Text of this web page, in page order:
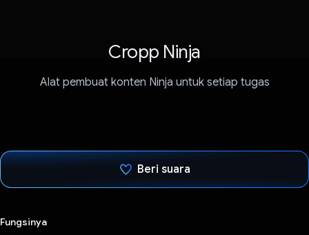
Cropp Ninja
Alat pembuat konten Ninja untuk setiap tugas
Beri suara
Fungsinya